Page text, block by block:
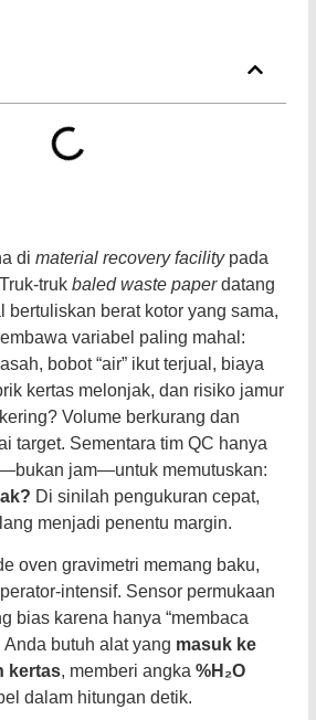
di material recovery facilitypada
truk baled waste paperdatang
bertuliskan berat kotor yang sama,
variabel paling mahal:
bobot “air” ikut terjual, biaya
kertas melonjak, dan risiko jamur
Volume berkurang dan
target. Sementara tim QC hanya
jam—untuk memutuskan:
Di sinilah pengukuran cepat,
menjadi penentu margin.
oven gravimetri memang baku,
intensif. Sensor permukaan
bias karena hanya “membaca
Anda butuh alat yang masuk ke
kertas, memberi angka %H₂O
dalam hitungan detik.